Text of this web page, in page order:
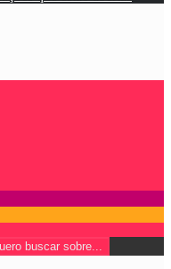
buscar sobre...